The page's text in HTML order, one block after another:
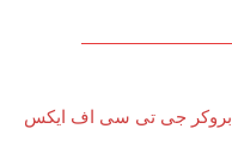
بروکر جی تی سی اف ایکس